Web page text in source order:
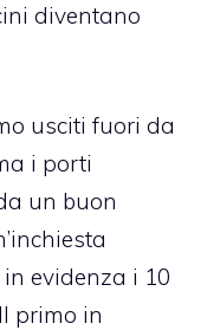
diventano
usciti fuori da
i porti
un buon
evidenza i 10
primo in